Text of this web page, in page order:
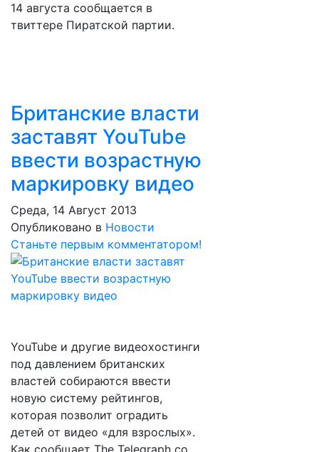
14 августа сообщается в
твиттере Пиратской партии.
Британские власти
заставят YouTube
ввести возрастную
маркировку видео
Среда, 14 Август 2013
Опубликовано в Новости
Станьте первым комментатором!
YouTube и другие видеохостинги
под давлением британских
властей собираются ввести
новую систему рейтингов,
которая позволит оградить
детей от видео «для взрослых».
Как сообщает The Telegraph со